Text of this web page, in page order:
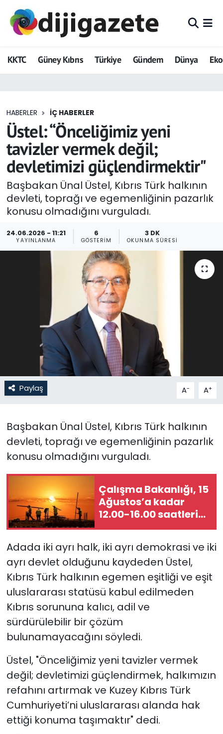
KKTC Güney Kıbrıs Türkiye Gündem Dünya
HABERLER İÇ HABERLER
Üstel: “Önceliğimiz yeni
tavizler vermek değil;
devletimizi güçlendirmektir"
Başbakan Ünal Üstel, Kıbrıs Türk halkının
devleti, toprağı ve egemenliğinin pazarlık
konusu olmadığını vurguladı.
24.06.2026 - 11:21
YAYINLANMA
6
GÖSTERIM
3 DK
OKUNMA SÜRESI
Paylaş A- A+
Başbakan Ünal Üstel, Kıbrıs Türk halkının
devleti, toprağı ve egemenliğinin pazarlık
konusu olmadığını vurguladı.
Çalışma Bakanlığı, 15
Ağustos’a kadar
12.00-16.00 saatleri
arasında güneş
yasakladı
Adada iki ayrı halk, iki ayrı demokrasi ve iki
ayrı devlet olduğunu kaydeden Üstel,
Kıbrıs Türk halkının egemen eşitliği ve eşit
uluslararası statüsü kabul edilmeden
Kıbrıs sorununa kalıcı, adil ve
sürdürülebilir bir çözüm
bulunamayacağını söyledi.
Üstel, "Önceliğimiz yeni tavizler vermek
değil; devletimizi güçlendirmek, halkımızın
refahını artırmak ve Kuzey Kıbrıs Türk
Cumhuriyeti’ni uluslararası alanda hak
ettiği konuma taşımaktır" dedi.
ADVERTORIAL
Dijigazete
Eğitim
Ekonomi
Foto Galeri
GEZİ
Güncel
Gündem
KKTC
KKTC YEREL SEÇİM 2018
Kültür Sanat
Magazin
Moda
Nöbetçi Eczaneler
Otomobil Dünyası
Politika
Spor
Teknoloji
TÜRKiYE
Video Galeri
YAŞAM
Yazarlar
Hava Durumu
Trafik Durumu
Tüm Manşetler
Son Dakika Haberleri
Haber Arşivi